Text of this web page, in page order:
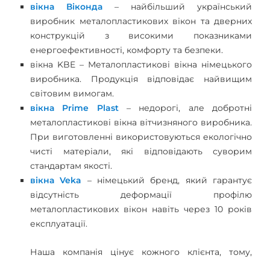
вікна Віконда – найбільший український
виробник металопластикових вікон та дверних
конструкцій з високими показниками
енергоефективності, комфорту та безпеки.
вікна KBE – Металопластикові вікна німецького
виробника. Продукція відповідає найвищим
світовим вимогам.
вікна Prime Plast– недорогі, але добротні
металопластикові вікна вітчизняного виробника.
При виготовленні використовуються екологічно
чисті матеріали, які відповідають суворим
стандартам якості.
вікна Veka – німецький бренд, який гарантує
відсутність деформації профілю
металопластикових вікон навіть через 10 років
експлуатації.
Наша компанія цінує кожного клієнта, тому,